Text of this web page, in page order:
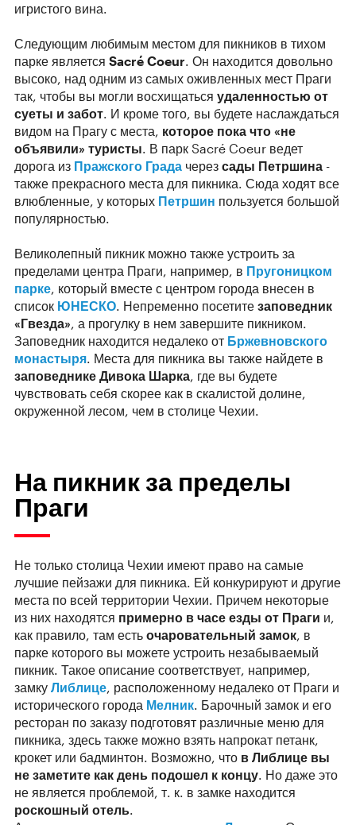
игристого вина.
Следующим любимым местом для пикников в тихом
парке является Sacré Coeur. Он находится довольно
высоко, над одним из самых оживленных мест Праги
так, чтобы вы могли восхищаться удаленностью от
суеты и забот. И кроме того, вы будете наслаждаться
видом на Прагу с места, которое пока что «не
объявили» туристы. В парк Sacré Coeur ведет
дорога из Пражского Града через сады Петршина -
также прекрасного места для пикника. Сюда ходят все
влюбленные, у которых Петршин пользуется большой
популярностью.
Великолепный пикник можно также устроить за
пределами центра Праги, например, в Пругоницком
парке, который вместе с центром города внесен в
список ЮНЕСКО. Непременно посетите заповедник
«Гвезда», а прогулку в нем завершите пикником.
Заповедник находится недалеко от Бржевновского
монастыря. Места для пикника вы также найдете в
заповеднике Дивока Шарка, где вы будете
чувствовать себя скорее как в скалистой долине,
окруженной лесом, чем в столице Чехии.
На пикник за пределы
Праги
Не только столица Чехии имеют право на самые
лучшие пейзажи для пикника. Ей конкурируют и другие
места по всей территории Чехии. Причем некоторые
из них находятся примерно в часе езды от Праги и,
как правило, там есть очаровательный замок, в
парке которого вы можете устроить незабываемый
пикник. Такое описание соответствует, например,
замку Либлице, расположенному недалеко от Праги и
исторического города Мелник. Барочный замок и его
ресторан по заказу подготовят различные меню для
пикника, здесь также можно взять напрокат петанк,
крокет или бадминтон. Возможно, что в Либлице вы
не заметите как день подошел к концу. Но даже это
не является проблемой, т. к. в замке находится
роскошный отель.